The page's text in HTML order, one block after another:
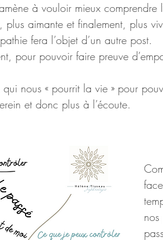
à vouloir mieux
plus aimante et finalement, plus
fera l’objet d’un autre post.
pour pouvoir faire preuve
nous « pourrit la vie » pour
et donc plus à l’écoute.